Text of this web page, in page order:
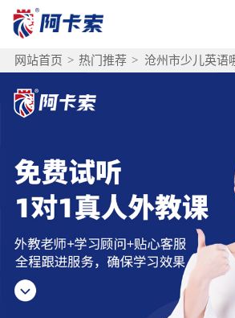
网站首页 > 热门推荐 > 沧州市少儿英语